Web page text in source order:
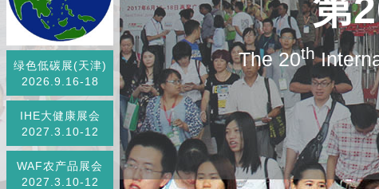
第
The 20th
绿色低碳展(天津)
2026.9.16-18
IHE大健康展会
2027.3.10-12
WAF农产品展会
2027.3.10-12